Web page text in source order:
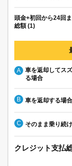
頭金+初回から24回
総額 (1)
A
車を返却してス
る場合
B 車を返却する場合
C そのまま乗り続
クレジット支払